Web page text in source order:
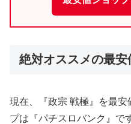
絶対オススメの最安
現在、『政宗 戦極』を最
プは『パチスロバンク』で